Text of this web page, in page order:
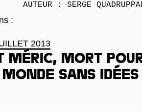
AUTEUR : SERGE
:
2013
Méric, mort pour
sans idées